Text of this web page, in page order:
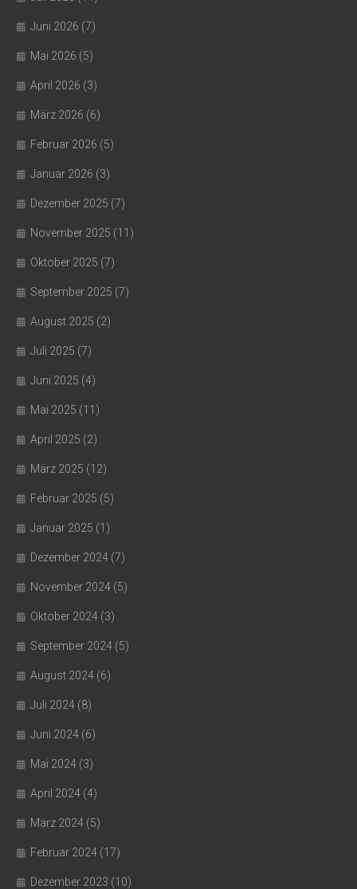
Juni 2026 (7)
Mai 2026 (5)
April 2026 (3)
März 2026 (6)
Februar 2026 (5)
Januar 2026 (3)
Dezember 2025 (7)
November 2025 (11)
Oktober 2025 (7)
September 2025 (7)
August 2025 (2)
Juli 2025 (7)
Juni 2025 (4)
Mai 2025 (11)
April 2025 (2)
März 2025 (12)
Februar 2025 (5)
Januar 2025 (1)
Dezember 2024 (7)
November 2024 (5)
Oktober 2024 (3)
September 2024 (5)
August 2024 (6)
Juli 2024 (8)
Juni 2024 (6)
Mai 2024 (3)
April 2024 (4)
März 2024 (5)
Februar 2024 (17)
Dezember 2023 (10)